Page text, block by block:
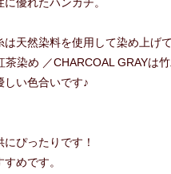
は天然染料を使用して染め上げ
染め ／CHARCOAL GRAYは竹
しい色合いです♪
ぴったりです！
めです。